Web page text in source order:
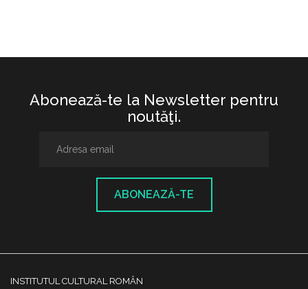
Abonează-te la Newsletter pentru
noutăţi.
ABONEAZĂ-TE
INSTITUTUL CULTURAL ROMÂN